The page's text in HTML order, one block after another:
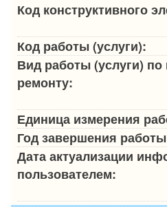
Код конструктивного
Код работы (услуги):
Вид работы (услуги) по
ремонту:
Единица измерения
Год завершения
Дата актуализации
пользователем: